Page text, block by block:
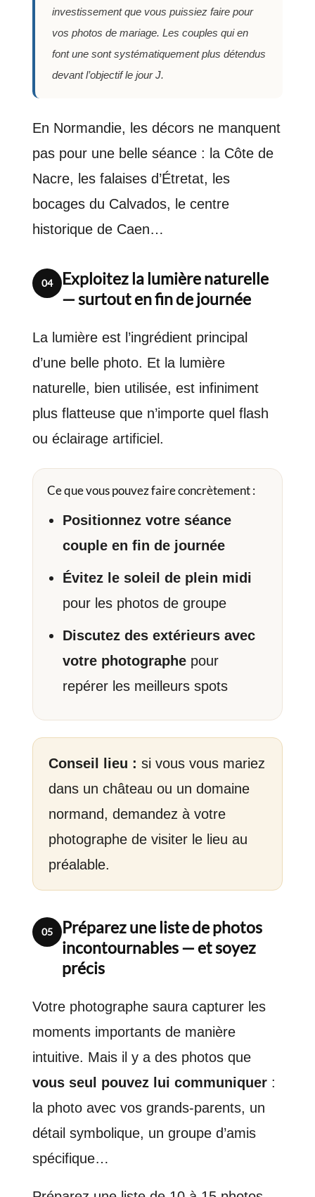
investissement que vous puissiez faire pour
vos photos de mariage. Les couples qui en
font une sont systématiquement plus détendus
devant l’objectif le jour J.
En Normandie, les décors ne manquent
pas pour une belle séance : la Côte de
Nacre, les falaises d’Étretat, les
bocages du Calvados, le centre
historique de Caen…
04
Exploitez la lumière naturelle
— surtout en fin de journée
La lumière est l’ingrédient principal
d’une belle photo. Et la lumière
naturelle, bien utilisée, est infiniment
plus flatteuse que n’importe quel flash
ou éclairage artificiel.
Ce que vous pouvez faire concrètement :
Positionnez votre séance
couple en fin de journée
Évitez le soleil de plein midi
pour les photos de groupe
Discutez des extérieurs avec
votre photographepour
repérer les meilleurs spots
Conseil lieu : si vous vous mariez
dans un château ou un domaine
normand, demandez à votre
photographe de visiter le lieu au
préalable.
05
Préparez une liste de photos
incontournables — et soyez
précis
Votre photographe saura capturer les
moments importants de manière
intuitive. Mais il y a des photos que
vous seul pouvez lui communiquer:
la photo avec vos grands-parents, un
détail symbolique, un groupe d’amis
spécifique…